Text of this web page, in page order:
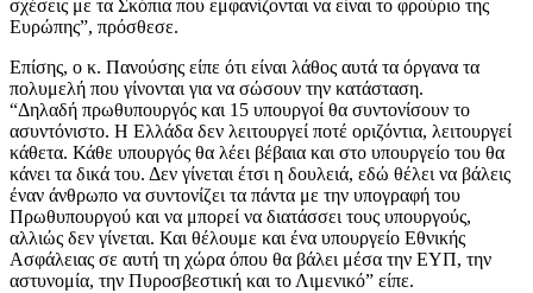
σχέσεις με τα Σκόπια που εμφανίζονται να είναι το φρούριο της
Ευρώπης”, πρόσθεσε.
Επίσης, ο κ. Πανούσης είπε ότι είναι λάθος αυτά τα όργανα τα
πολυμελή που γίνονται για να σώσουν την κατάσταση.
“Δηλαδή πρωθυπουργός και 15 υπουργοί θα συντονίσουν το
ασυντόνιστο. Η Ελλάδα δεν λειτουργεί ποτέ οριζόντια, λειτουργεί
κάθετα. Κάθε υπουργός θα λέει βέβαια και στο υπουργείο του θα
κάνει τα δικά του. Δεν γίνεται έτσι η δουλειά, εδώ θέλει να βάλεις
έναν άνθρωπο να συντονίζει τα πάντα με την υπογραφή του
Πρωθυπουργού και να μπορεί να διατάσσει τους υπουργούς,
αλλιώς δεν γίνεται. Και θέλουμε και ένα υπουργείο Εθνικής
Ασφάλειας σε αυτή τη χώρα όπου θα βάλει μέσα την ΕΥΠ, την
αστυνομία, την Πυροσβεστική και το Λιμενικό” είπε.